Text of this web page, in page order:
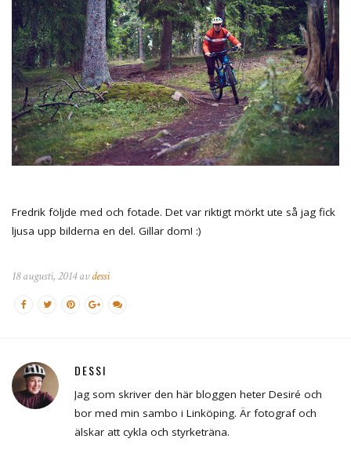
Fredrik följde med och fotade. Det var riktigt mörkt ute så jag fick
ljusa upp bilderna en del. Gillar dom! :)
18 augusti, 2014 avdessi
DESSI
Jag som skriver den här bloggen heter Desiré och
bor med min sambo i Linköping. Är fotograf och
älskar att cykla och styrketräna.